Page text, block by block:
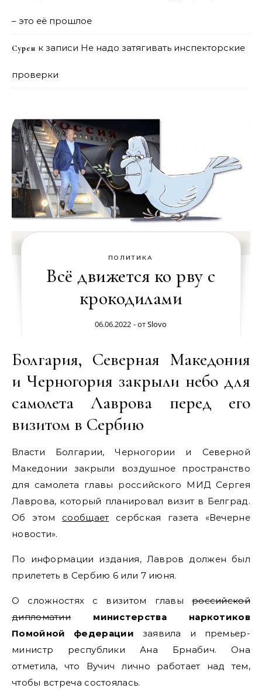
– это её прошлое
Сурен к записи Не надо затягивать инспекторские
проверки
ПОЛИТИКА
Всё движется ко рву с
крокодилами
06.06.2022 - отSlovo
Болгария, Северная Македония
и Черногория закрыли небо для
самолета Лаврова перед его
визитом в Сербию
Власти Болгарии, Черногории и Северной
Македонии закрыли воздушное пространство
для самолета главы российского МИД Сергея
Лаврова, который планировал визит в Белград.
Об этом сообщает сербская газета «Вечерне
новости».
По информации издания, Лавров должен был
прилететь в Сербию 6 или 7 июня.
О сложностях с визитом главы российской
дипломатии
министерства наркотиков
Помойной федерации заявила и премьер-
министр республики Ана Брнабич. Она
отметила, что Вучич лично работает над тем,
чтобы встреча состоялась.